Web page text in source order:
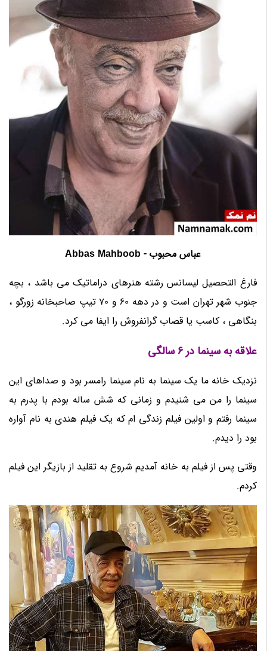
عباس محبوب - Abbas Mahboob
فارغ التحصیل لیسانس رشته هنرهای دراماتیک می باشد ، بچه
جنوب شهر تهران است و در دهه 60 و 70 تیپ صاحبخانه زورگو ،
بنگاهی ، کاسب یا قصاب گرانفروش را ایفا می کرد.
علاقه به سینما در 6 سالگی
نزدیک خانه ما یک سینما به نام سینما رامسر بود و صداهای این
سینما را من می شنیدم و زمانی که شش ساله بودم با پدرم به
سینما رفتم و اولین فیلم زندگی ام که یک فیلم هندی به نام آواره
بود را دیدم.
وقتی پس از فیلم به خانه آمدیم شروع به تقلید از بازیگر این فیلم
کردم.